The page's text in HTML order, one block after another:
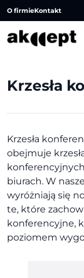
O firmieKontakt
Krzesła
Krzesła
obejmuje
biurach. W
wyróżniają się
te, które
konferencyjne,
poziomem